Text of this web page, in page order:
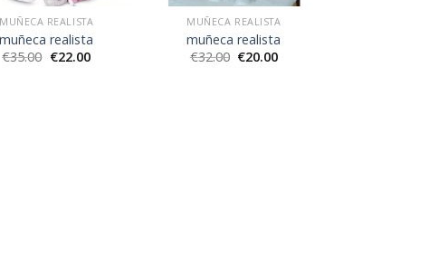
MUÑECA REALISTA
muñeca realista
€35.00 €22.00
MUÑECA REALISTA
muñeca realista
€32.00 €20.00